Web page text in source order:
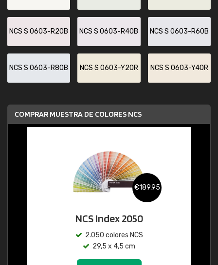
NCS S 0603-R20B NCS S 0603-R40B NCS S 0603-R60B
NCS S 0603-R80B NCS S 0603-Y20R NCS S 0603-Y40R
COMPRAR MUESTRA DE COLORES NCS
€189,95
NCS Index 2050
2.050 colores NCS
29,5 x 4,5 cm